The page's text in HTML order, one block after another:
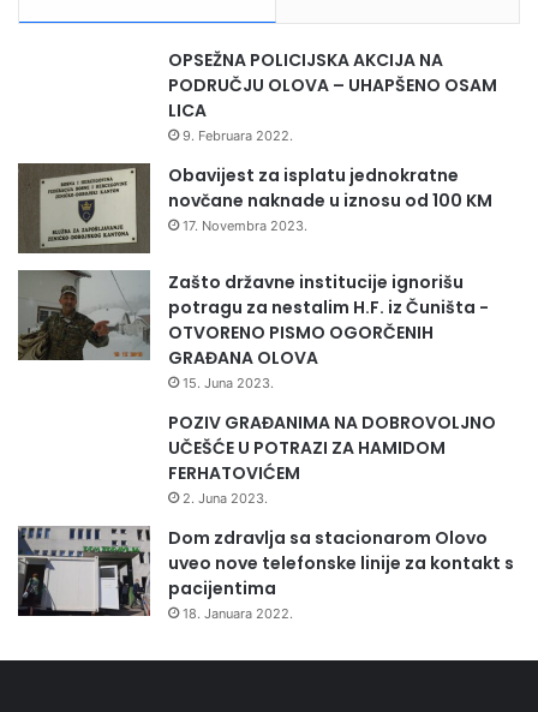
OPSEŽNA POLICIJSKA AKCIJA NA
PODRUČJU OLOVA – UHAPŠENO OSAM
LICA
9. Februara 2022.
Obavijest za isplatu jednokratne
novčane naknade u iznosu od 100 KM
17. Novembra 2023.
Zašto državne institucije ignorišu
potragu za nestalim H.F. iz Čuništa -
OTVORENO PISMO OGORČENIH
GRAĐANA OLOVA
15. Juna 2023.
POZIV GRAĐANIMA NA DOBROVOLJNO
UČEŠĆE U POTRAZI ZA HAMIDOM
FERHATOVIĆEM
2. Juna 2023.
Dom zdravlja sa stacionarom Olovo
uveo nove telefonske linije za kontakt s
pacijentima
18. Januara 2022.